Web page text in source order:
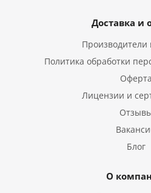
Доставка и
Политика обработки
Оферта
Лицензии и
Блог
О